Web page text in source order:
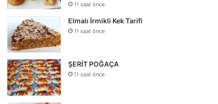
11 saat önce
Elmalı İrmikli Kek Tarifi
11 saat önce
ŞERİT POĞAÇA
11 saat önce